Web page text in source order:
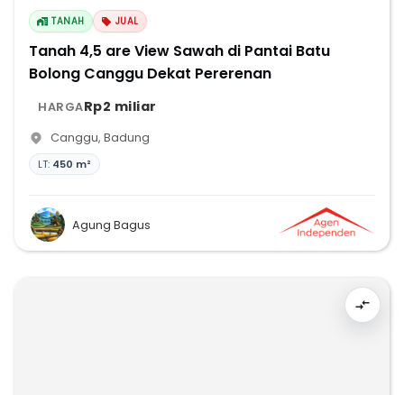
TANAH JUAL
Tanah 4,5 are View Sawah di Pantai Batu
Bolong Canggu Dekat Pererenan
HARGARp2 miliar
Canggu, Badung
LT: 450 m²
Agung Bagus